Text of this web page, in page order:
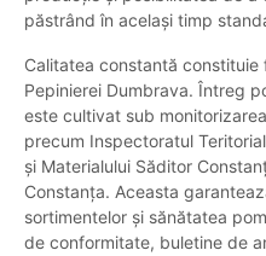
păstrând în același timp
Calitatea constantă
Pepinierei Dumbrava. Întreg
este cultivat sub
precum Inspectoratul
și Materialului Săditor
Constanța. Aceasta
sortimentelor și sănătatea
de conformitate, buletine de